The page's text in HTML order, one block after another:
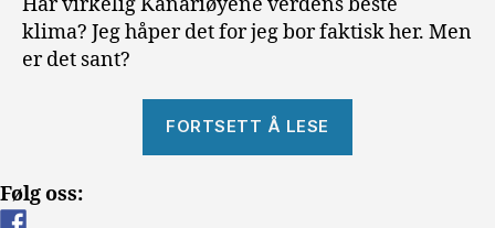
Har virkelig Kanariøyene verdens beste
klima? Jeg håper det for jeg bor faktisk her. Men
er det sant?
FORTSETT Å LESE
Følg oss: